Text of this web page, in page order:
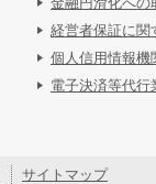
経営者保証に関
個人信用情報機
電子決済等代行
サイトマップ